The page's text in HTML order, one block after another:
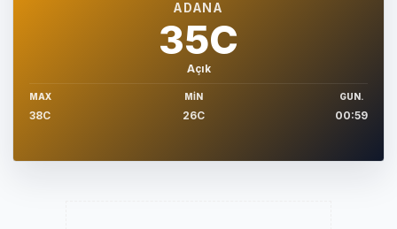
ADANA
35C
Açık
MAX
38C
MIN
26C
GUN.
00:59